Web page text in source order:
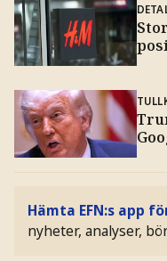
Hämta EFN:s app
nyheter, analyser,